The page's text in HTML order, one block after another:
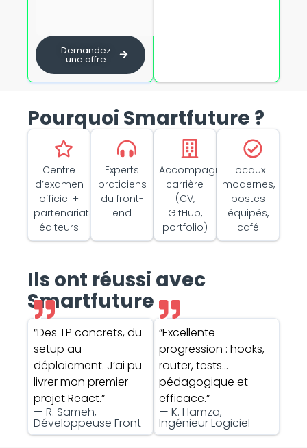
Demandez
une offre
Pourquoi Smartfuture ?
Centre
d’examen
officiel +
partenariats
éditeurs
Experts
praticiens
du front-
end
Accompagnement
carrière
(CV,
GitHub,
portfolio)
Locaux
modernes,
postes
équipés,
café
Ils ont réussi avec
Smartfuture
“Des TP concrets, du
setup au
déploiement. J’ai pu
livrer mon premier
projet React.”
— R. Sameh,
Développeuse Front
“Excellente
progression : hooks,
router, tests…
pédagogique et
efficace.”
— K. Hamza,
Ingénieur Logiciel